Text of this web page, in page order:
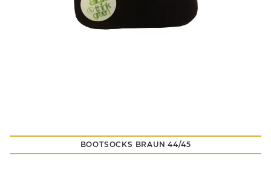
BOOTSOCKS BRAUN 44/45